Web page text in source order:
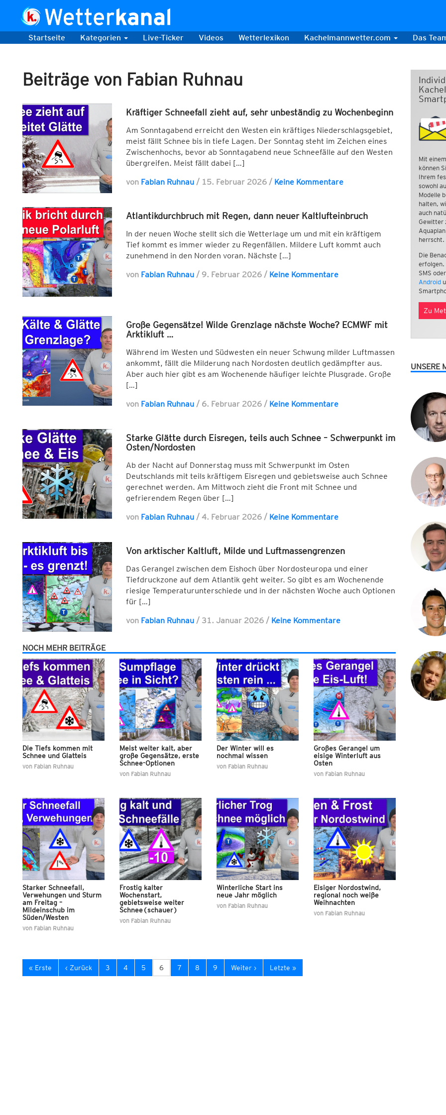
Startseite Kategorien Live-Ticker Videos Wetterlexikon Kachelmannwetter.com Das
Beiträge von Fabian Ruhnau
Kräftiger Schneefall zieht auf, sehr unbeständig zu Wochenbeginn
Am Sonntagabend erreicht den Westen ein kräftiges Niederschlagsgebiet,
meist fällt Schnee bis in tiefe Lagen. Der Sonntag steht im Zeichen eines
Zwischenhochs, bevor ab Sonntagabend neue Schneefälle auf den Westen
übergreifen. Meist fällt dabei […]
von Fabian Ruhnau / 15. Februar 2026 / Keine Kommentare
Atlantikdurchbruch mit Regen, dann neuer Kaltlufteinbruch
In der neuen Woche stellt sich die Wetterlage um und mit ein kräftigem
Tief kommt es immer wieder zu Regenfällen. Mildere Luft kommt auch
zunehmend in den Norden voran. Nächste […]
von Fabian Ruhnau / 9. Februar 2026 / Keine Kommentare
Große Gegensätze! Wilde Grenzlage nächste Woche? ECMWF mit
Arktikluft …
Während im Westen und Südwesten ein neuer Schwung milder Luftmassen
ankommt, fällt die Milderung nach Nordosten deutlich gedämpfter aus.
Aber auch hier gibt es am Wochenende häufiger leichte Plusgrade. Große
[…]
von Fabian Ruhnau / 6. Februar 2026 / Keine Kommentare
Starke Glätte durch Eisregen, teils auch Schnee – Schwerpunkt im
Osten/Nordosten
Ab der Nacht auf Donnerstag muss mit Schwerpunkt im Osten
Deutschlands mit teils kräftigem Eisregen und gebietsweise auch Schnee
gerechnet werden. Am Mittwoch zieht die Front mit Schnee und
gefrierendem Regen über […]
von Fabian Ruhnau / 4. Februar 2026 / Keine Kommentare
Von arktischer Kaltluft, Milde und Luftmassengrenzen
Das Gerangel zwischen dem Eishoch über Nordosteuropa und einer
Tiefdruckzone auf dem Atlantik geht weiter. So gibt es am Wochenende
riesige Temperaturunterschiede und in der nächsten Woche auch Optionen
für […]
von Fabian Ruhnau / 31. Januar 2026 / Keine Kommentare
NOCH MEHR BEITRÄGE
Die Tiefs kommen mit
Schnee und Glatteis
von Fabian Ruhnau
Meist weiter kalt, aber
große Gegensätze, erste
Schnee-Optionen
von Fabian Ruhnau
Der Winter will es
nochmal wissen
von Fabian Ruhnau
Großes Gerangel um
eisige Winterluft aus
Osten
von Fabian Ruhnau
Starker Schneefall,
Verwehungen und Sturm
am Freitag –
Mildeinschub im
Süden/Westen
von Fabian Ruhnau
Frostig kalter
Wochenstart,
gebietsweise weiter
Schnee(schauer)
von Fabian Ruhnau
Winterliche Start ins
neue Jahr möglich
von Fabian Ruhnau
Eisiger Nordostwind,
regional noch weiße
Weihnachten
von Fabian Ruhnau
« Erste ‹ Zurück 3 4 5 6 7 8 9 Weiter › Letzte »
Mit
können
Ihrem
sowohl
Modelle
halten,
auch
Gewitter
herrscht.
Die
erfolgen.
SMS
Android
Zu
UNSERE